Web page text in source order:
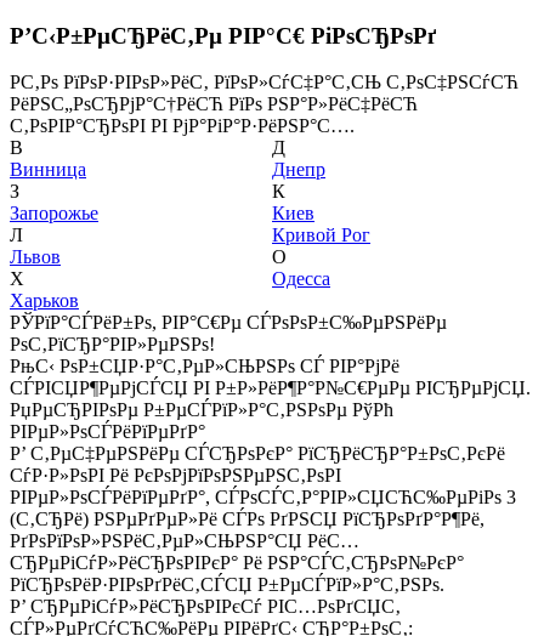
Р’С‹Р±РµСЂРёС‚Рµ РІР°С€ РіРѕСЂРѕРґ
Р­С‚Рѕ РїРѕР·РІРѕР»РёС‚ РїРѕР»СѓС‡Р°С‚СЊ С‚РѕС‡РЅСѓСЋ
РёРЅС„РѕСЂРјР°С†РёСЋ РїРѕ РЅР°Р»РёС‡РёСЋ
С‚РѕРІР°СЂРѕРІ РІ РјР°РіР°Р·РёРЅР°С….
В
Винница
З
Запорожье
Л
Львов
Х
Харьков
Д
Днепр
К
Киев
Кривой Рог
О
Одесса
РЎРїР°СЃРёР±Рѕ, РІР°С€Рµ СЃРѕРѕР±С‰РµРЅРёРµ
РѕС‚РїСЂР°РІР»РµРЅРѕ!
РњС‹ РѕР±СЏР·Р°С‚РµР»СЊРЅРѕ СЃ РІР°РјРё
СЃРІСЏР¶РµРјСЃСЏ РІ Р±Р»РёР¶Р°Р№С€РµРµ РІСЂРµРјСЏ.
РџРµСЂРІРѕРµ Р±РµСЃРїР»Р°С‚РЅРѕРµ РўРћ
РІРµР»РѕСЃРёРїРµРґР°
Р’ С‚РµС‡РµРЅРёРµ СЃСЂРѕРєР° РїСЂРёСЂР°Р±РѕС‚РєРё
СѓР·Р»РѕРІ Рё РєРѕРјРїРѕРЅРµРЅС‚РѕРІ
РІРµР»РѕСЃРёРїРµРґР°, СЃРѕСЃС‚Р°РІР»СЏСЋС‰РµРіРѕ 3
(С‚СЂРё) РЅРµРґРµР»Рё СЃРѕ РґРЅСЏ РїСЂРѕРґР°Р¶Рё,
РґРѕРїРѕР»РЅРёС‚РµР»СЊРЅР°СЏ РёС…
СЂРµРіСѓР»РёСЂРѕРІРєР° Рё РЅР°СЃС‚СЂРѕР№РєР°
РїСЂРѕРёР·РІРѕРґРёС‚СЃСЏ Р±РµСЃРїР»Р°С‚РЅРѕ.
Р’ СЂРµРіСѓР»РёСЂРѕРІРєСѓ РІС…РѕРґСЏС‚
СЃР»РµРґСѓСЋС‰РёРµ РІРёРґС‹ СЂР°Р±РѕС‚: